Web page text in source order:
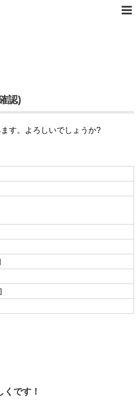
認)
す。よろしいでしょうか?
です！